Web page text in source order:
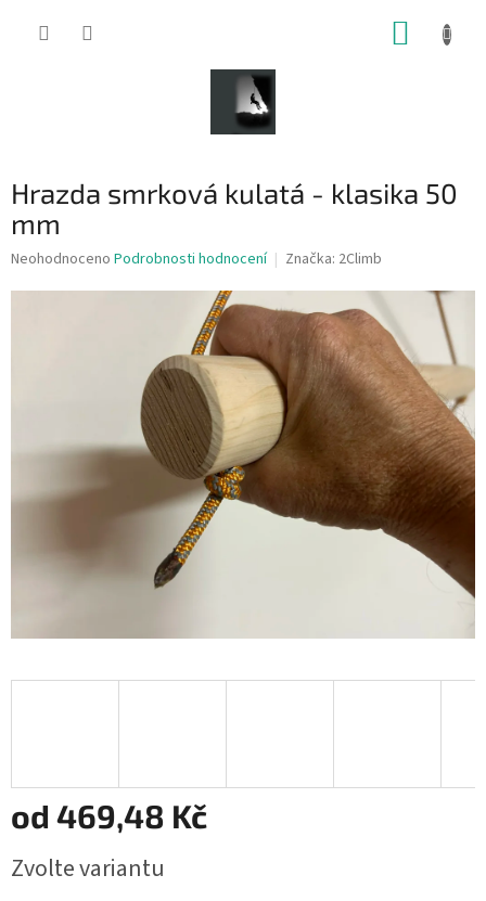
Hrazda smrková kulatá - klasika 50
mm
Průměrné
Neohodnoceno Podrobnosti hodnocení Značka: 2Climb
od 469,48 Kč
cena:
Zvolte variantu